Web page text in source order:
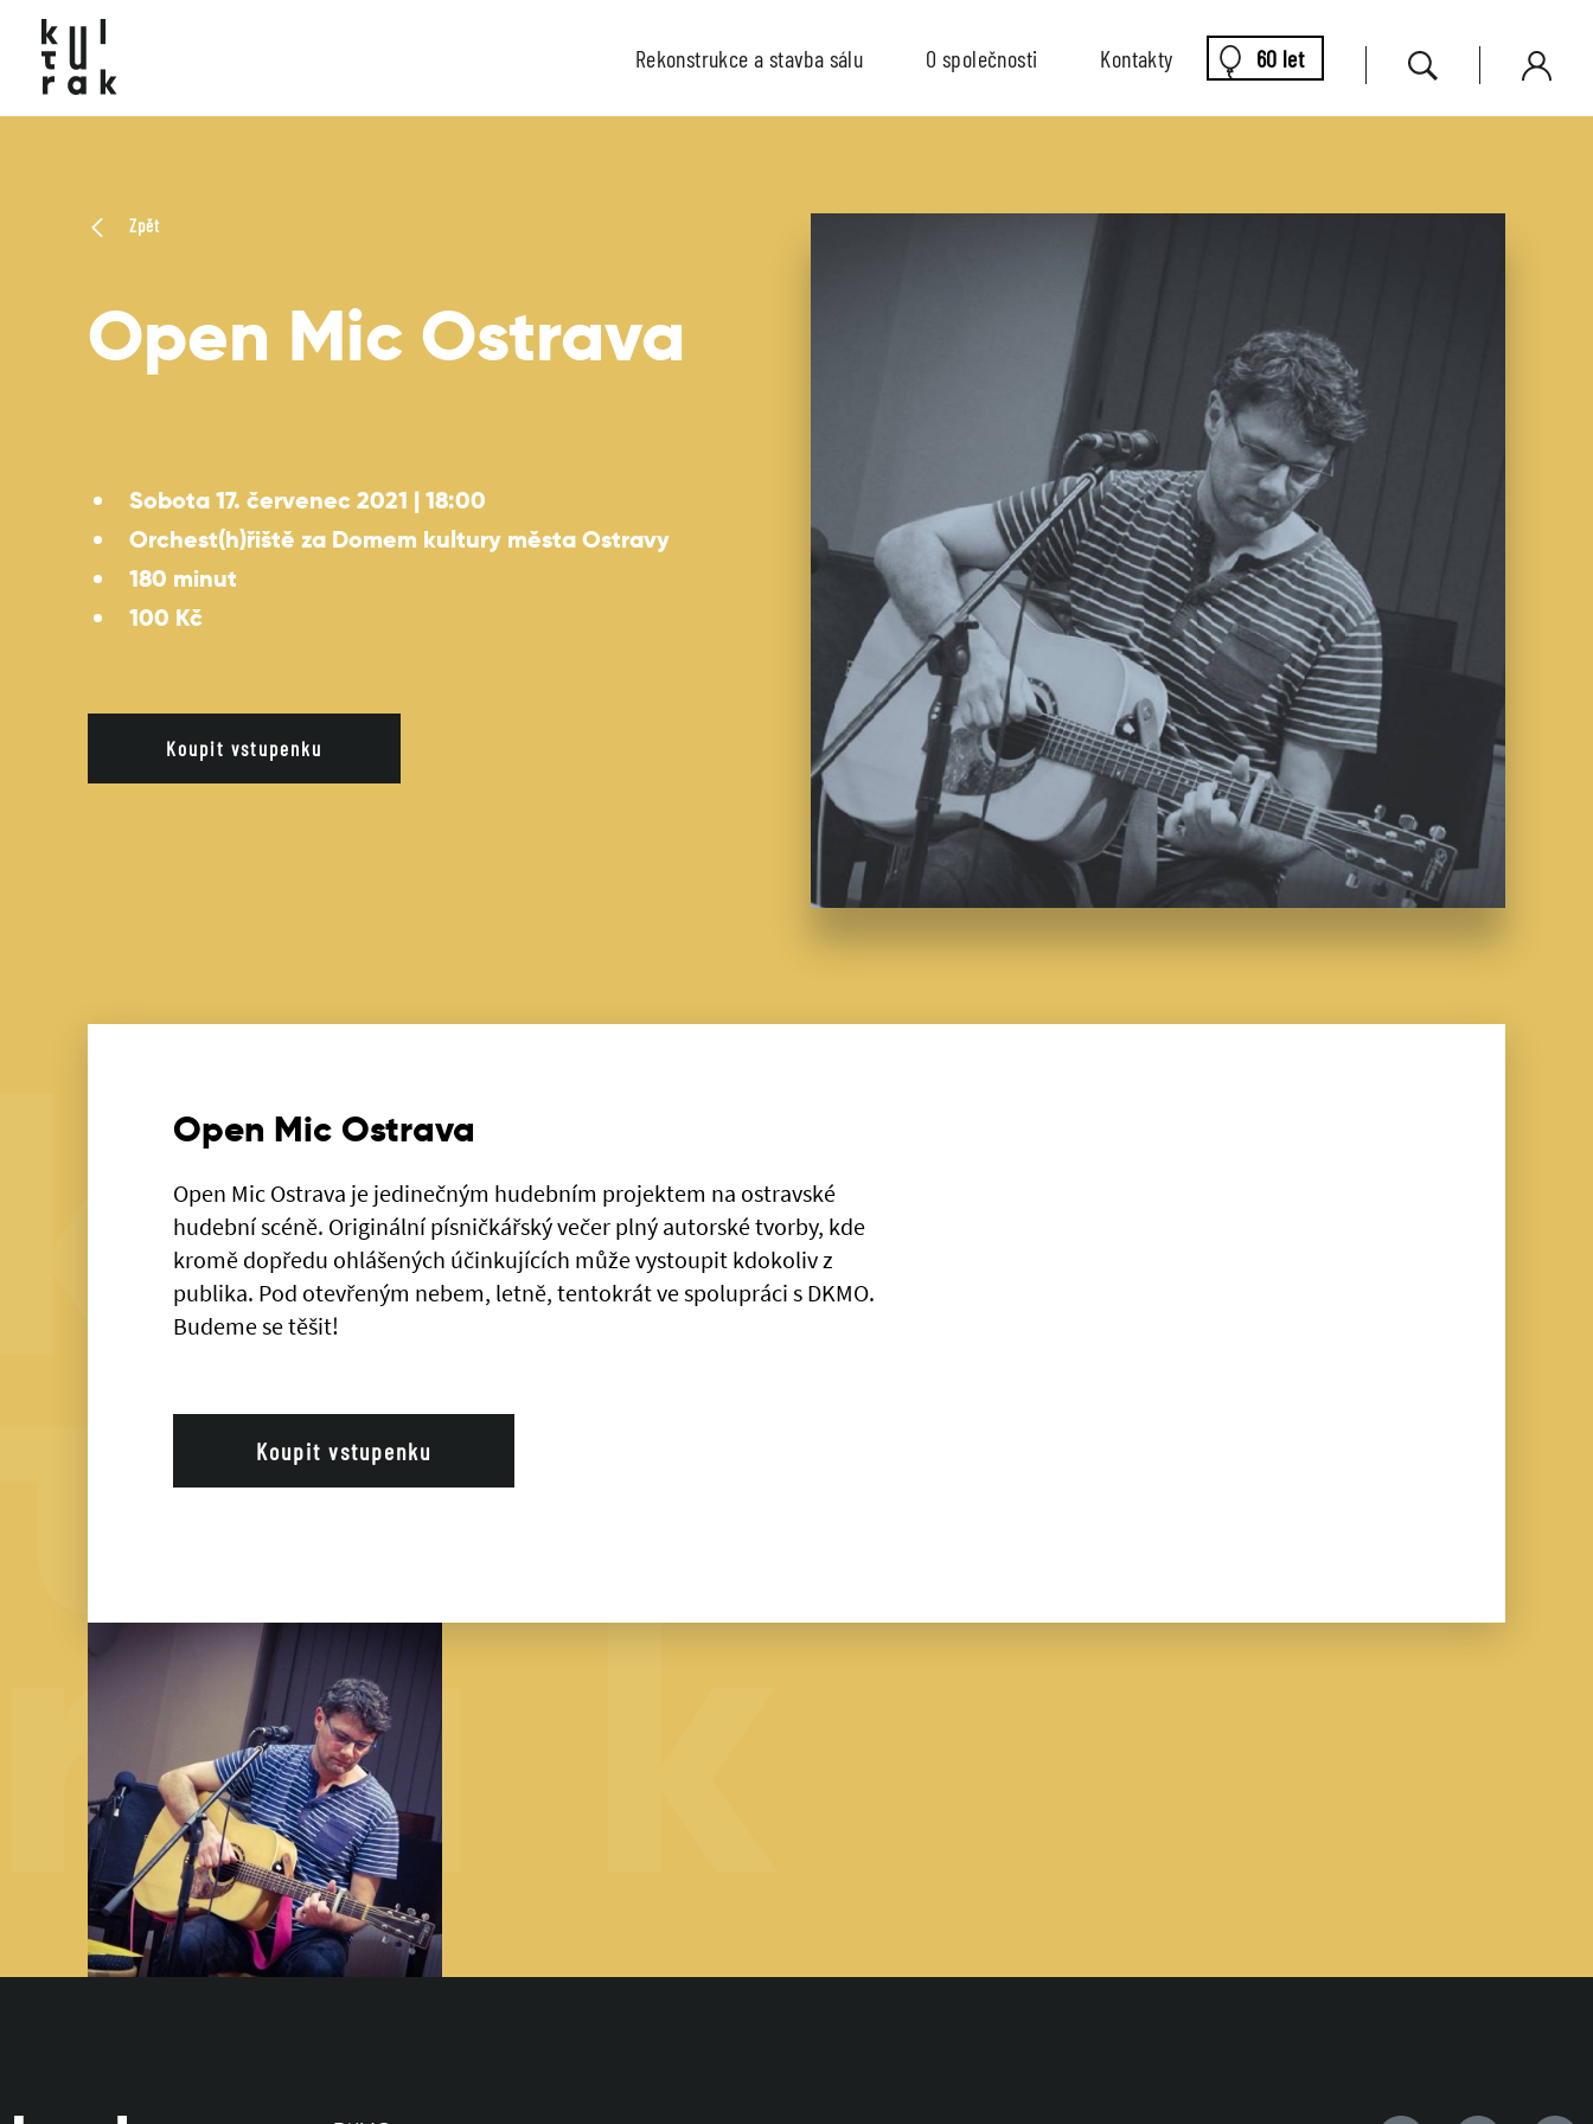
Rekonstrukce a stavba sálu O společnosti Kontakty 60 let
Zpět
Open Mic Ostrava
Sobota 17. červenec 2021 | 18:00
Orchest(h)řiště za Domem kultury města Ostravy
180 minut
100 Kč
Koupit vstupenku
Open Mic Ostrava
Open Mic Ostrava je jedinečným hudebním projektem na ostravské
hudební scéně. Originální písničkářský večer plný autorské tvorby, kde
kromě dopředu ohlášených účinkujících může vystoupit kdokoliv z
publika. Pod otevřeným nebem, letně, tentokrát ve spolupráci s DKMO.
Budeme se těšit!
Koupit vstupenku